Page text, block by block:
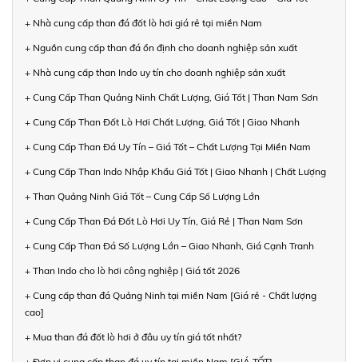
+ Nhà cung cấp than đá đốt lò hơi giá rẻ tại miền Nam
+ Nguồn cung cấp than đá ổn định cho doanh nghiệp sản xuất
+ Nhà cung cấp than Indo uy tín cho doanh nghiệp sản xuất
+ Cung Cấp Than Quảng Ninh Chất Lượng, Giá Tốt | Than Nam Sơn
+ Cung Cấp Than Đốt Lò Hơi Chất Lượng, Giá Tốt | Giao Nhanh
+ Cung Cấp Than Đá Uy Tín – Giá Tốt – Chất Lượng Tại Miền Nam
+ Cung Cấp Than Indo Nhập Khẩu Giá Tốt | Giao Nhanh | Chất Lượng
+ Than Quảng Ninh Giá Tốt – Cung Cấp Số Lượng Lớn
+ Cung Cấp Than Đá Đốt Lò Hơi Uy Tín, Giá Rẻ | Than Nam Sơn
+ Cung Cấp Than Đá Số Lượng Lớn – Giao Nhanh, Giá Cạnh Tranh
+ Than Indo cho lò hơi công nghiệp | Giá tốt 2026
+ Cung cấp than đá Quảng Ninh tại miền Nam [Giá rẻ - Chất lượng
cao]
+ Mua than đá đốt lò hơi ở đâu uy tín giá tốt nhất?